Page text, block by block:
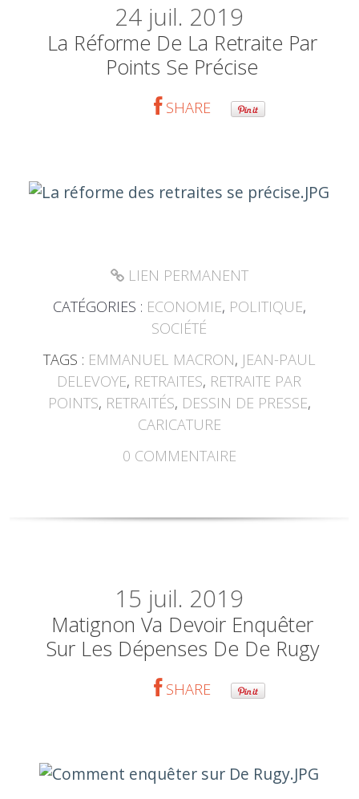
24 juil. 2019
La Réforme De La Retraite Par
Points Se Précise
SHARE
LIEN PERMANENT
CATÉGORIES : ECONOMIE, POLITIQUE,
SOCIÉTÉ
TAGS : EMMANUEL MACRON, JEAN-PAUL
DELEVOYE, RETRAITES, RETRAITE PAR
POINTS, RETRAITÉS, DESSIN DE PRESSE,
CARICATURE
0 COMMENTAIRE
15 juil. 2019
Matignon Va Devoir Enquêter
Sur Les Dépenses De De Rugy
SHARE